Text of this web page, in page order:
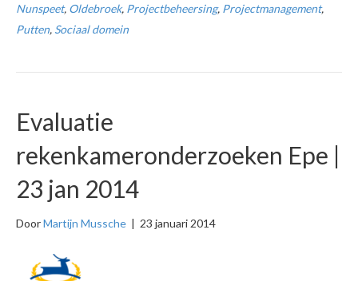
Nunspeet, Oldebroek, Projectbeheersing, Projectmanagement,
Putten, Sociaal domein
Evaluatie
rekenkameronderzoeken Epe |
23 jan 2014
DoorMartijn Mussche | 23 januari 2014